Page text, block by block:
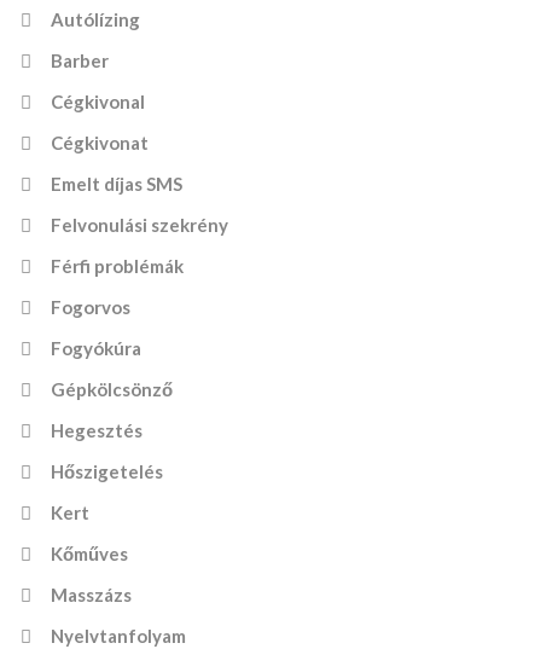
Autólízing
Barber
Cégkivonal
Cégkivonat
Emelt díjas SMS
Felvonulási szekrény
Férfi problémák
Fogorvos
Fogyókúra
Gépkölcsönző
Hegesztés
Hőszigetelés
Kert
Kőműves
Masszázs
Nyelvtanfolyam